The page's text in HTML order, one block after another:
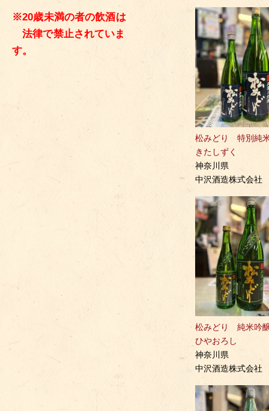
松みどり 特別
きたしずく
神奈川県
中沢酒造株式会社
松みどり 純米
ひやおろし
神奈川県
中沢酒造株式会社
※20歳未満の者の飲酒は
法律で禁止されていま
す。